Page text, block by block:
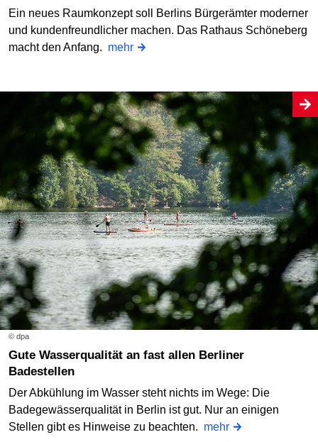
Ein neues Raumkonzept soll Berlins Bürgerämter moderner
und kundenfreundlicher machen. Das Rathaus Schöneberg
macht den Anfang. mehr
© dpa
Gute Wasserqualität an fast allen Berliner
Badestellen
Der Abkühlung im Wasser steht nichts im Wege: Die
Badegewässerqualität in Berlin ist gut. Nur an einigen
Stellen gibt es Hinweise zu beachten. mehr